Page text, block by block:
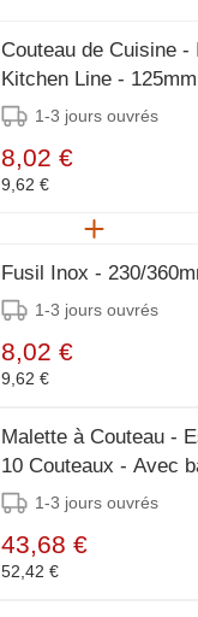
Couteau de Cuisine -
Kitchen Line - 125mm
1-3 jours ouvrés
8,02 €
9,62 €
Fusil Inox - 230/
1-3 jours ouvrés
8,02 €
9,62 €
Malette à Couteau -
10 Couteaux - Avec
- 510x170x (T) 50
1-3 jours ouvrés
43,68 €
52,42 €